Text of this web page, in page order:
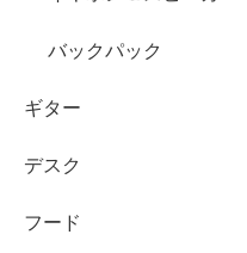
バックパック
ギター
デスク
フード